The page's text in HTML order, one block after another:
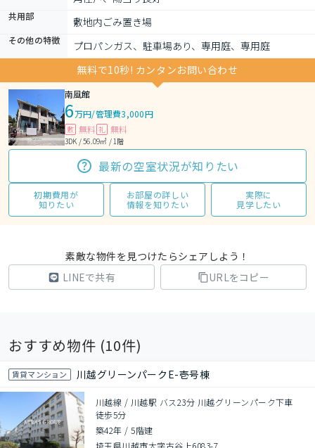
共用部 敷地内ごみ置き場
その他の特徴
プロパンガス、駐車場あり、専用庭、専用庭
無料で10秒! カンタンお問い合わせ
南風館
6万円/管理費3,000円
敷 無料 礼 無料
3DK / 56.09㎡ / 1階
最新の空室状況が知りたい
初期費用が
知りたい
お部屋の詳しい
情報を知りたい
実際に
見学したい
素敵な物件を見つけたらシェアしよう！
LINEで共有
URLをコピー
おすすめ物件 (10件)
賃貸マンション 川越グリーンパークE-壱号棟
川越線 / 川越駅 バス23分 川越グリーンパーク下車
徒歩5分
築42年 /5階建
埼玉県川越市大字古谷上6083-7